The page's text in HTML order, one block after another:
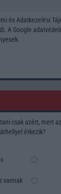
és Adatkezelési
A Google
csak azért, mert
érkezik?
vannak